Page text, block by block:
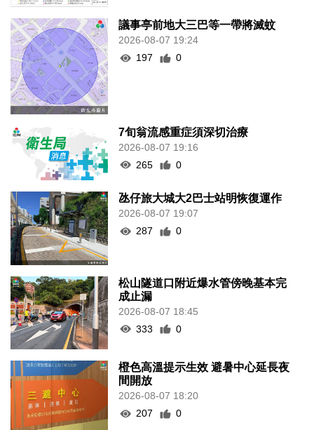
議事亭前地大三巴等一帶將滅蚊
2026-08-07 19:24
197
0
7旬翁流感重症須深切治療
2026-08-07 19:16
265
0
氹仔旅大城大2巴士站明恢復運作
2026-08-07 19:07
287
0
松山隧道口附近爆水管傍晚基本完
成止漏
2026-08-07 18:45
333
0
橙色高溫提示生效 避暑中心延長夜
間開放
2026-08-07 18:20
207
0